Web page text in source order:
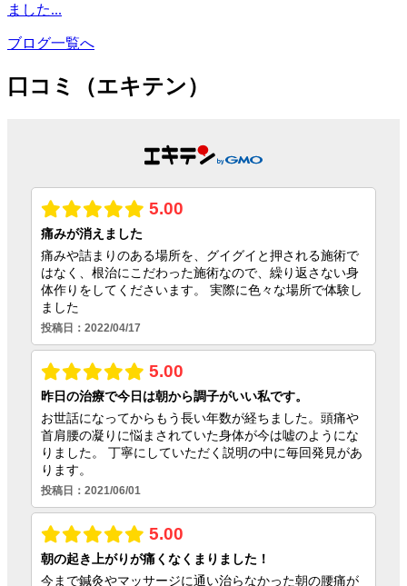
ました...
ブログ一覧へ
口コミ（エキテン）